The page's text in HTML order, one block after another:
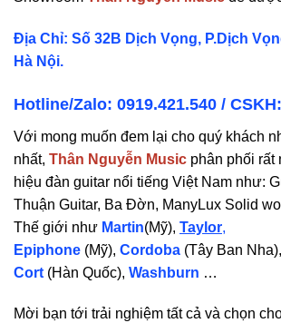
Địa Chỉ: Số 32B Dịch Vọng, P.Dịch
Hà Nội.
Hotline/Zalo: 0919.421.540 / CSKH:
Với mong muốn đem lại cho quý khách
nhất, Thân Nguyễn Music phân phối rất
hiệu đàn guitar nổi tiếng Việt Nam như:
Thuận Guitar, Ba Đờn, ManyLux Solid
Thế giới như Martin(Mỹ), Taylor,
Epiphone (Mỹ), Cordoba (Tây Ban Nha),
Cort (Hàn Quốc), Washburn …
Mời bạn tới trải nghiệm tất cả và chọn